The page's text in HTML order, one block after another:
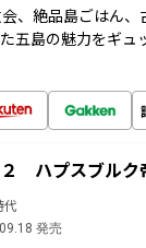
、絶品島ごはん、
五島の魅力をギュ
ハプスブルク
代
発売